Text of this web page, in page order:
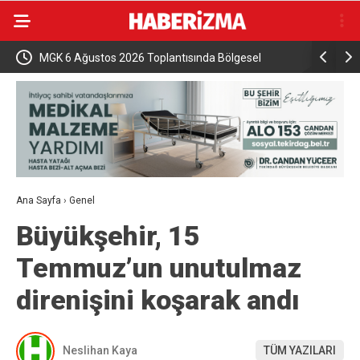
MGK 6 Ağustos 2026 Toplantısında Bölgesel
Güvenlik Gündemi
İznik
Ana Sayfa › Genel
Büyükşehir, 15
Temmuz’un unutulmaz
direnişini koşarak andı
Neslihan Kaya TÜM YAZILARI